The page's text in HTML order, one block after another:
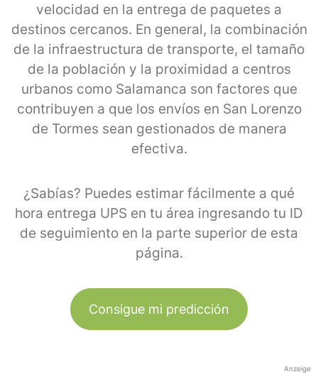
velocidad en la entrega de paquetes a
destinos cercanos. En general, la combinación
de la infraestructura de transporte, el tamaño
de la población y la proximidad a centros
urbanos como Salamanca son factores que
contribuyen a que los envíos en San Lorenzo
de Tormes sean gestionados de manera
efectiva.
¿Sabías? Puedes estimar fácilmente a qué
hora entrega UPS en tu área ingresando tu ID
de seguimiento en la parte superior de esta
página.
Consigue mi predicción
Anzeige